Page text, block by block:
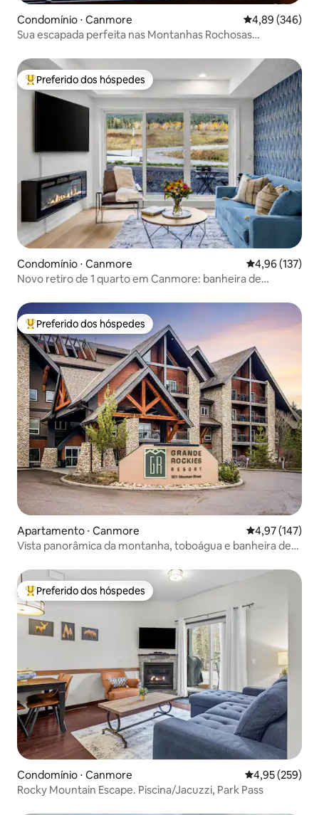
Condomínio ⋅ Canmore 4,89 de uma
4,89 (346)
Sua escapada perfeita nas Montanhas Rochosas
Entre os melhores preferidos dos hóspedes
Preferido dos hóspedes
Condomínio ⋅ Canmore 4,96 de uma
4,96 (137)
Novo retiro de 1 quarto em Canmore: banheira de
Entre os melhores preferidos dos hóspedes
Preferido dos hóspedes
Apartamento ⋅ Canmore 4,97 de uma
4,97 (147)
Vista panorâmica da montanha, toboágua e banheira de
Entre os melhores preferidos dos hóspedes
Preferido dos hóspedes
Condomínio ⋅ Canmore 4,95 de uma
4,95 (259)
Rocky Mountain Escape. Piscina/Jacuzzi, Park Pass